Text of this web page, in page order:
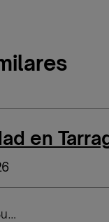
en
Temporal/Mat./Sustitución/...